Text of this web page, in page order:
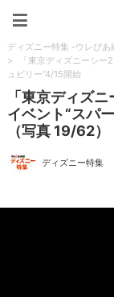
ディズニー特集 -ウレぴあ
>
「東京ディズニーシ
ュビリー”4/15開始
「東京ディズ
イベント“スパ
（写真 19/62）
ディズニー特集